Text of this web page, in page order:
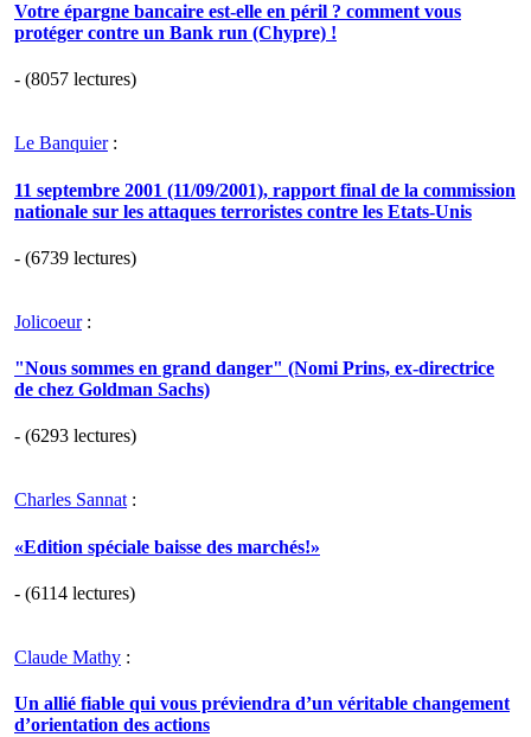
Votre épargne bancaire est-elle en péril ? comment vous
protéger contre un Bank run (Chypre) !
- (8057 lectures)
Le Banquier:
11 septembre 2001 (11/09/2001), rapport final de la commission
nationale sur les attaques terroristes contre les Etats-Unis
- (6739 lectures)
Jolicoeur:
"Nous sommes en grand danger" (Nomi Prins, ex-directrice
de chez Goldman Sachs)
- (6293 lectures)
Charles Sannat :
«Edition spéciale baisse des marchés!»
- (6114 lectures)
Claude Mathy :
Un allié fiable qui vous préviendra d’un véritable changement
d’orientation des actions